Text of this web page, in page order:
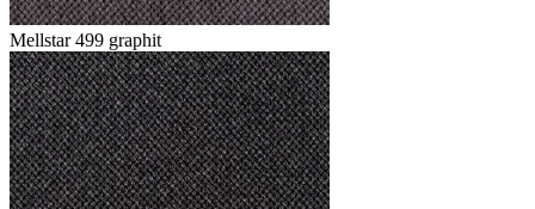
Mellstar 499 graphit